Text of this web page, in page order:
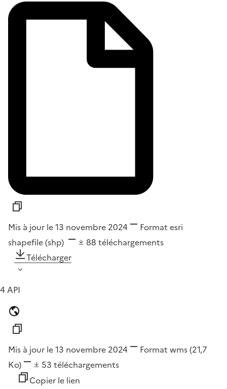
Mis à jour le 13 novembre 2024 Format esri
shapefile (shp)
88 téléchargements
Télécharger
4 API
Mis à jour le 13 novembre 2024 Format wms(21,7
Ko)
53 téléchargements
Copier le lien